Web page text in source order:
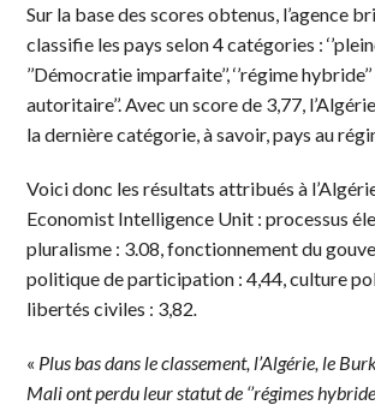
Sur la base des scores obtenus, l’agence
classifie les pays selon 4 catégories :
’’Démocratie imparfaite’’, ‘’régime
autoritaire’’. Avec un score de 3,77,
la dernière catégorie, à savoir, pays au
Voici donc les résultats attribués à
Economist Intelligence Unit : processus
pluralisme : 3.08, fonctionnement du
politique de participation : 4,44, culture
libertés civiles : 3,82.
« Plus bas dans le classement, l’Algérie, le
Mali ont perdu leur statut de ‘’régimes